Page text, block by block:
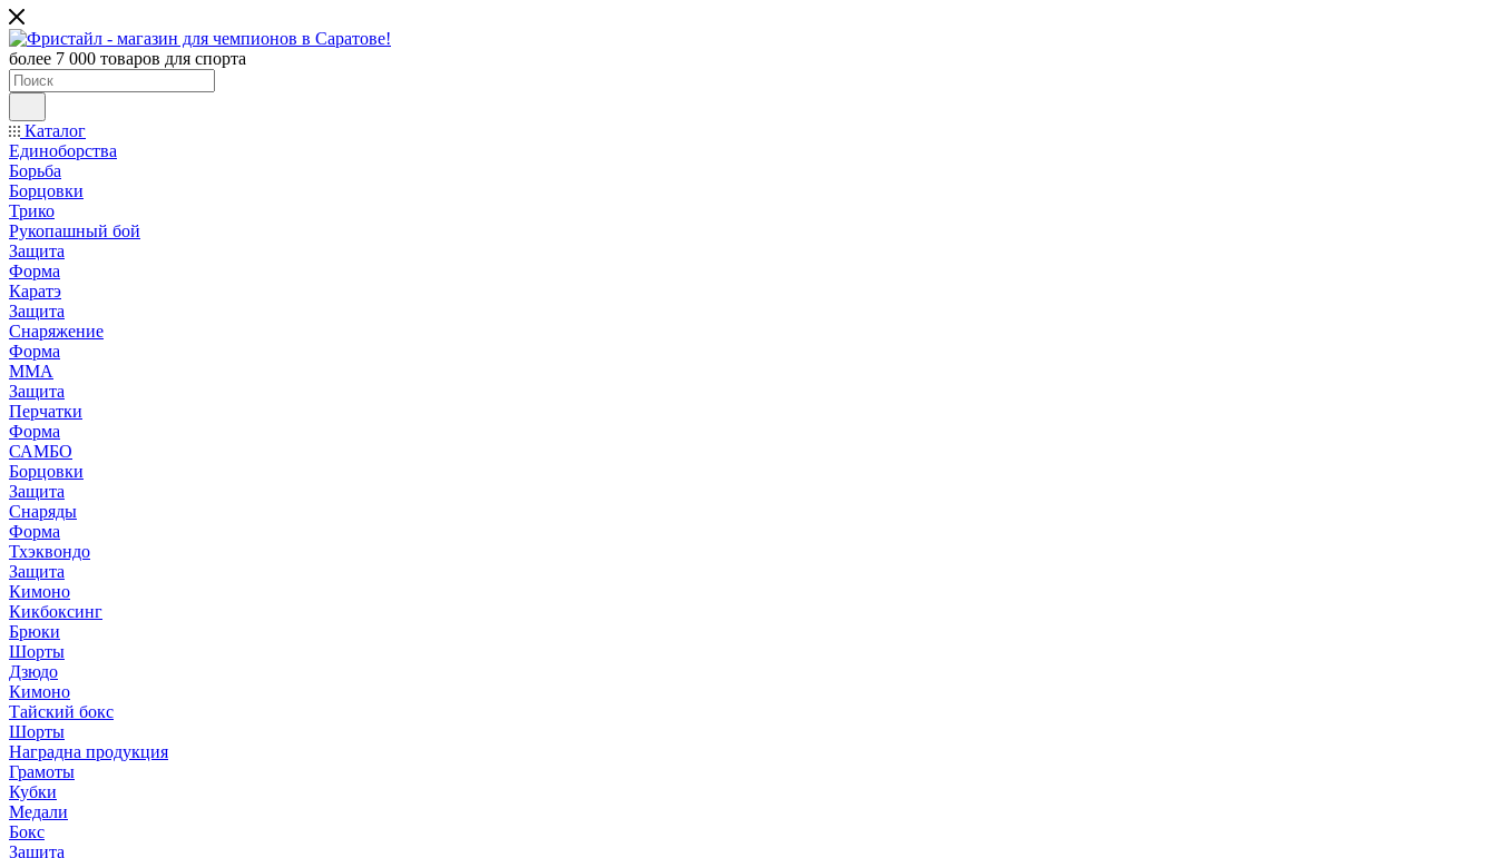
более 7 000 товаров для спорта
Каталог
Единоборства
Борьба
Борцовки
Трико
Рукопашный бой
Защита
Форма
Каратэ
Защита
Снаряжение
Форма
ММА
Защита
Перчатки
Форма
САМБО
Борцовки
Защита
Снаряды
Форма
Тхэквондо
Защита
Кимоно
Кикбоксинг
Брюки
Шорты
Дзюдо
Кимоно
Тайский бокс
Шорты
Наградна продукция
Грамоты
Кубки
Медали
Бокс
Защита